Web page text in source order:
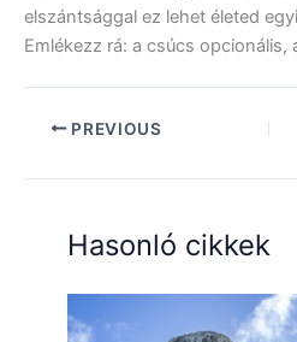
elszántsággal ez lehet életed
Emlékezz rá: a csúcs opcionális,
PREVIOUS
Hasonló cikkek